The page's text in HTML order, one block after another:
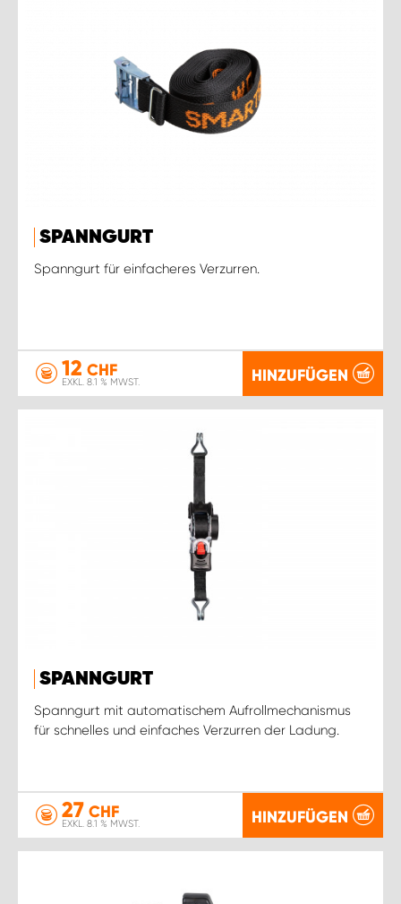
SPANNGURT
Spanngurt für einfacheres Verzurren.
12 CHF
EXKL. 8.1 % MWST. HINZUFÜGEN
SPANNGURT
Spanngurt mit automatischem Aufrollmechanismus
für schnelles und einfaches Verzurren der Ladung.
27 CHF
EXKL. 8.1 % MWST. HINZUFÜGEN